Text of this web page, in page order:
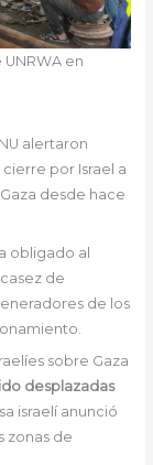
en
alertaron
por Israel a
desde hace
obligado al
de
de los
sobre Gaza
desplazadas
israelí anunció
zonas de